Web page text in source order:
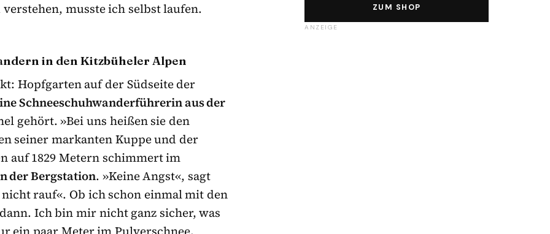
musste ich selbst laufen.
in den Kitzbüheler Alpen
Hopfgarten auf der Südseite der
Schneeschuhwanderführerin aus der
gehört. »Bei uns heißen sie den
seiner markanten Kuppe und der
auf 1829 Metern schimmert im
der Bergstation. »Keine Angst«, sagt
rauf«. Ob ich schon einmal mit den
Ich bin mir nicht ganz sicher, was
ZUM SHOP
ANZEIGE